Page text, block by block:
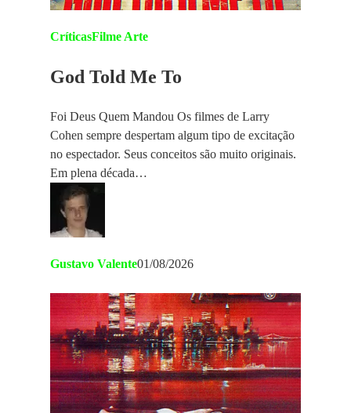
CríticasFilme Arte
God Told Me To
Foi Deus Quem Mandou Os filmes de Larry
Cohen sempre despertam algum tipo de excitação
no espectador. Seus conceitos são muito originais.
Em plena década…
Gustavo Valente01/08/2026